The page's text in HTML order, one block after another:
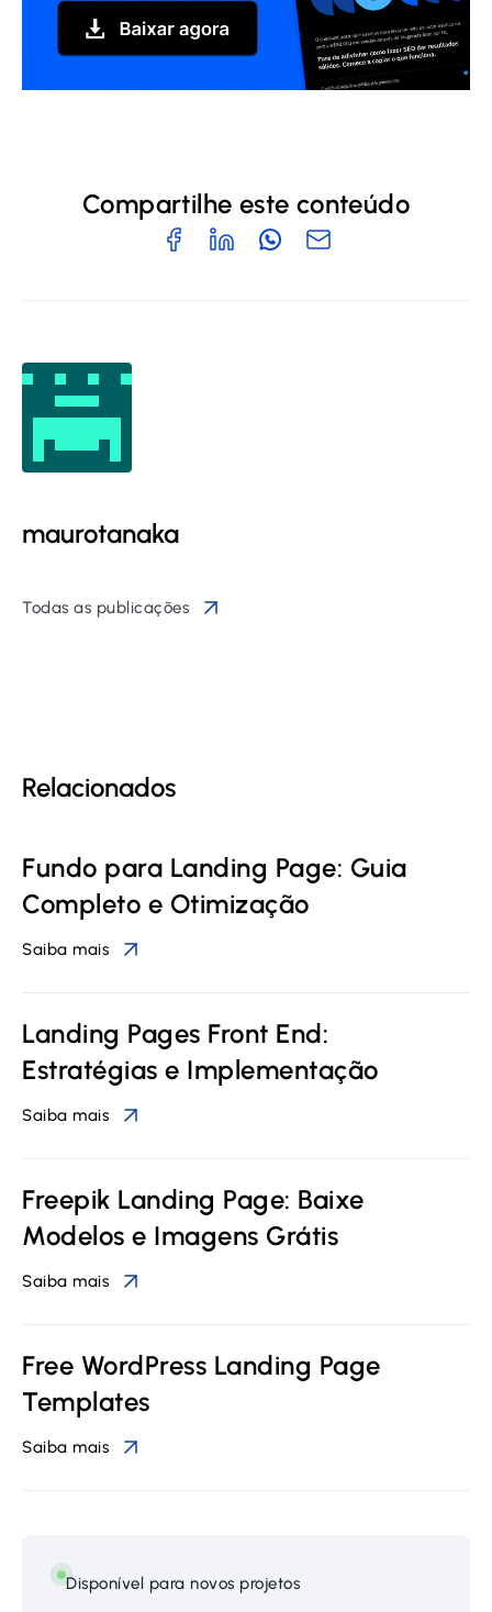
Compartilhe este conteúdo
maurotanaka
Todas as publicações
Relacionados
Fundo para Landing Page: Guia
Completo e Otimização
Saiba mais
Landing Pages Front End:
Estratégias e Implementação
Saiba mais
Freepik Landing Page: Baixe
Modelos e Imagens Grátis
Saiba mais
Free WordPress Landing Page
Templates
Saiba mais
Disponível para novos projetos